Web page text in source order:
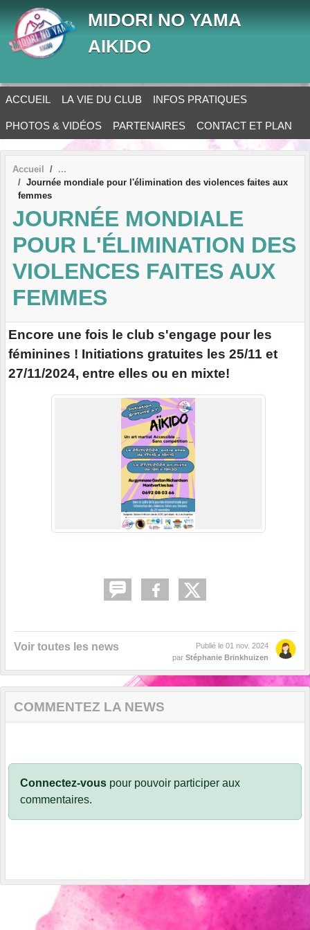
MIDORI NO YAMA
AIKIDO
ACCUEIL LA VIE DU CLUB INFOS PRATIQUES
PHOTOS & VIDÉOS PARTENAIRES CONTACT ET PLAN
Accueil
Journée mondiale pour l'élimination des violences faites aux
femmes
JOURNÉE MONDIALE
POUR L'ÉLIMINATION DES
VIOLENCES FAITES AUX
FEMMES
Encore une fois le club s'engage pour les
féminines ! Initiations gratuites les 25/11 et
27/11/2024, entre elles ou en mixte!
Voir toutes les news Publié le 01 nov. 2024
par Stéphanie Brinkhuizen
COMMENTEZ LA NEWS
Connectez-vous pour pouvoir participer aux
commentaires.
Panneau de gestion des cookies